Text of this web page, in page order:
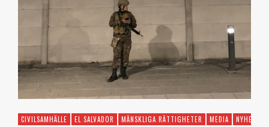
CIVILSAMHÄLLE EL SALVADOR MÄNSKLIGA RÄTTIGHETER MEDIA NYHETER